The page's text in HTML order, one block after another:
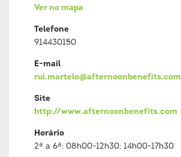
Ver no mapa
Telefone
914430150
E-mail
rui.martelo@afternoonbenefits.com
Site
http://www.afternoonbenefits.com
Horário
2ª a 6ª: 08h00-12h30; 14h00-17h30